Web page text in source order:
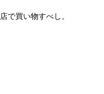
で買い物すべし。